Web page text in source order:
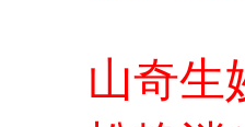
山奇生